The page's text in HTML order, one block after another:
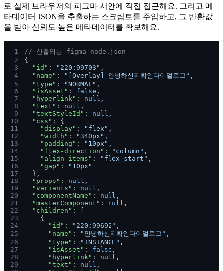
로 실제 브라우저의 피그마 시안에 직접 접근해요. 그리고 메
타데이터 JSON을 추출하는 스크립트를 주입하고, 그 반환값
을 받아 신뢰도 높은 메타데이터를 확보해요.
1
// 산출되는 figma-node.json
2
{
3
  "id"
: "220:99703" ,
4
  "name"
: "[Overlay] 안녕하신지확인다이얼로그" ,
5
  "type"
: "NORMAL" ,
6
  "isAsset"
: false ,
7
  "hyperlink"
: null ,
8
  "text"
: null ,
9
  "textStyleId"
: null ,
10
  "css"
: {
11
    "display"
: "flex" ,
12
    "width"
: "340px" ,
13
    "padding"
: "10px" ,
14
    "flex-direction"
: "column" ,
15
    "align-items"
: "flex-start" ,
16
    "gap"
:
"10px"
17
  },
18
  "props"
: null ,
19
  "variants"
: null ,
20
  "componentName"
: null ,
21
  "masterComponent"
: null ,
22
  "children"
: [
23
    {
24
      "id"
: "220:99692" ,
25
      "name"
: "안녕하신지확인다이얼로그" ,
26
      "type"
: "INSTANCE" ,
27
      "isAsset"
: false ,
28
      "hyperlink"
: null ,
29
      "text"
: null ,